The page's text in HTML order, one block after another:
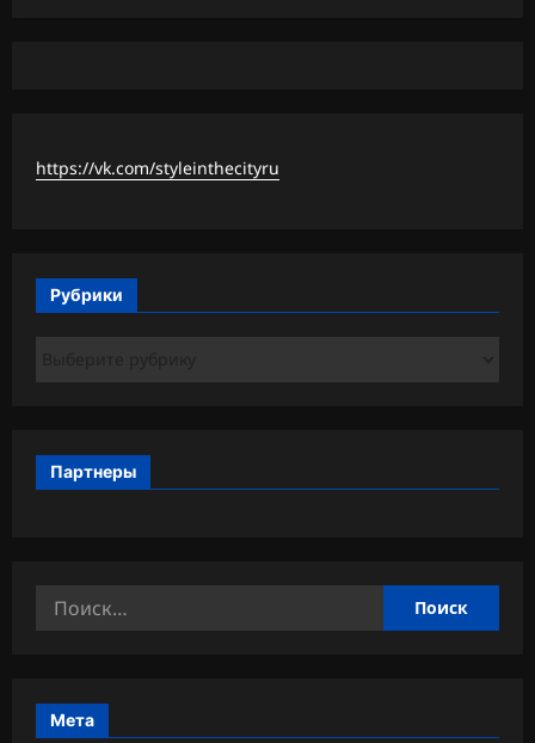
https://vk.com/styleinthecityru
Рубрики
Партнеры
Найти:
Мета